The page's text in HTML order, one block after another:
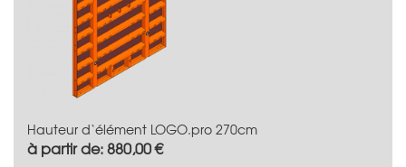
Hauteur d‘élément LOGO.pro 270cm
à partir de: 880,00 €